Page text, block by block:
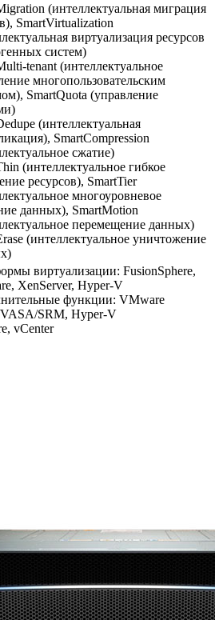
(интеллектуальная миграция
SmartVirtualization
виртуализация ресурсов
систем)
tenant (интеллектуальное
многопользовательским
SmartQuota (управление
(интеллектуальная
SmartCompression
сжатие)
(интеллектуальное гибкое
ресурсов), SmartTier
многоуровневое
данных), SmartMotion
перемещение данных)
(интеллектуальное уничтожение
виртуализации: FusionSphere,
XenServer, Hyper-V
функции: VMware
SRM, Hyper-V
vCenter